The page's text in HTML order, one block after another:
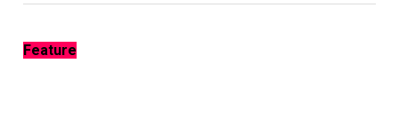
Feature